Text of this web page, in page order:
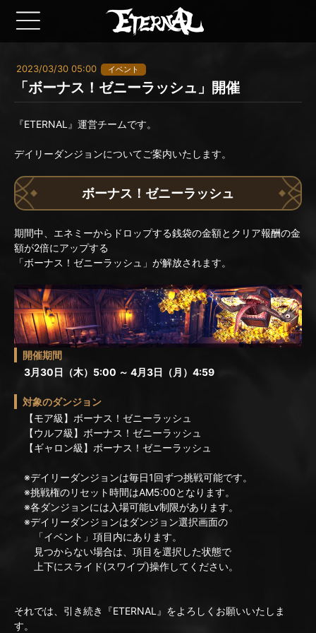
2023/03/30 05:00 イベント
「ボーナス！ゼニーラッシュ」開催
『ETERNAL』運営チームです。
デイリーダンジョンについてご案内いたします。
ボーナス！ゼニーラッシュ
期間中、エネミーからドロップする銭袋の金額とクリア報酬の金
額が2倍にアップする
「ボーナス！ゼニーラッシュ」が解放されます。
開催期間
3月30日（木）5:00 ～ 4月3日（月）4:59
対象のダンジョン
【モア級】ボーナス！ゼニーラッシュ
【ウルフ級】ボーナス！ゼニーラッシュ
【ギャロン級】ボーナス！ゼニーラッシュ
※デイリーダンジョンは毎日1回ずつ挑戦可能です。
※挑戦権のリセット時間はAM5:00となります。
※各ダンジョンには入場可能Lv制限があります。
※デイリーダンジョンはダンジョン選択画面の
「イベント」項目内にあります。
見つからない場合は、項目を選択した状態で
上下にスライド(スワイプ)操作してください。
それでは、引き続き『ETERNAL』をよろしくお願いいたしま
す。